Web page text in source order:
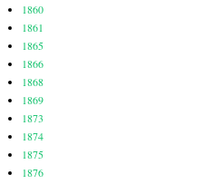
1860
1861
1865
1866
1868
1869
1873
1874
1875
1876